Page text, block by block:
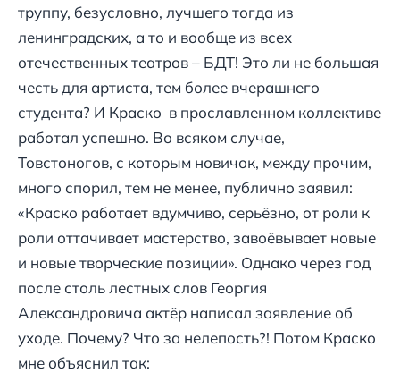
труппу, безусловно, лучшего тогда из
ленинградских, а то и вообще из всех
отечественных театров – БДТ! Это ли не большая
честь для артиста, тем более вчерашнего
студента? И Краско в прославленном коллективе
работал успешно. Во всяком случае,
Товстоногов, с которым новичок, между прочим,
много спорил, тем не менее, публично заявил:
«Краско работает вдумчиво, серьёзно, от роли к
роли оттачивает мастерство, завоёвывает новые
и новые творческие позиции». Однако через год
после столь лестных слов Георгия
Александровича актёр написал заявление об
уходе. Почему? Что за нелепость?! Потом Краско
мне объяснил так: